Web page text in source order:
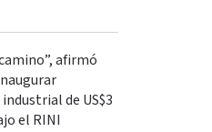
afirmó
de US$3
el RINI